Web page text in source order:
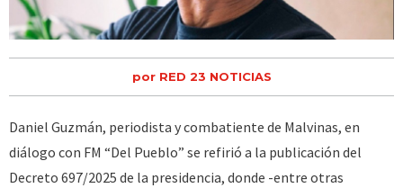
por RED 23 NOTICIAS
Daniel Guzmán, periodista y combatiente de Malvinas, en
diálogo con FM “Del Pueblo” se refirió a la publicación del
Decreto 697/2025 de la presidencia, donde -entre otras